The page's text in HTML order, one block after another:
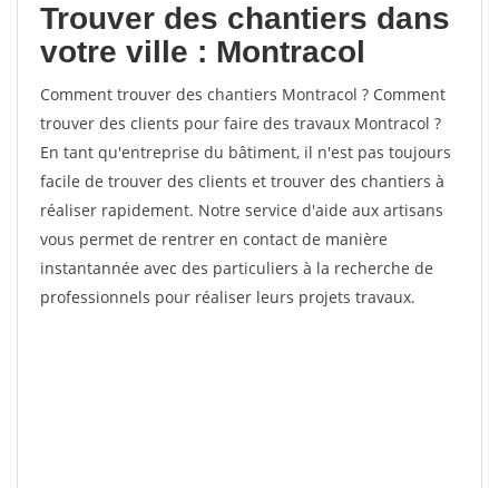
Trouver des chantiers dans
votre ville : Montracol
Comment trouver des chantiers Montracol ? Comment
trouver des clients pour faire des travaux Montracol ?
En tant qu'entreprise du bâtiment, il n'est pas toujours
facile de trouver des clients et trouver des chantiers à
réaliser rapidement. Notre service d'aide aux artisans
vous permet de rentrer en contact de manière
instantannée avec des particuliers à la recherche de
professionnels pour réaliser leurs projets travaux.